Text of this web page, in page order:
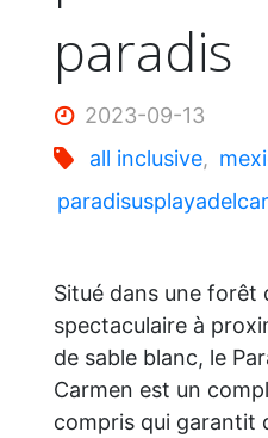
paradis
2023-09-13
all inclusive,
Situé dans une forêt
spectaculaire à
de sable blanc, le
Carmen est un
compris qui garantit